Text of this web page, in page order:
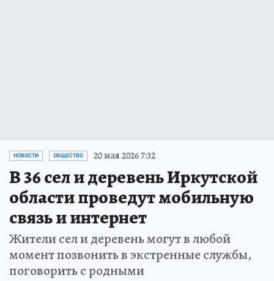
НОВОСТИ ОБЩЕСТВО 20 мая 2026 7:32
В 36 сел и деревень Иркутской
области проведут мобильную
связь и интернет
Жители сел и деревень могут в любой
момент позвонить в экстренные службы,
поговорить с родными